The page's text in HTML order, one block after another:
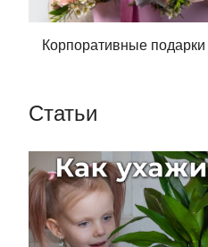
Корпоративные подарки
Статьи